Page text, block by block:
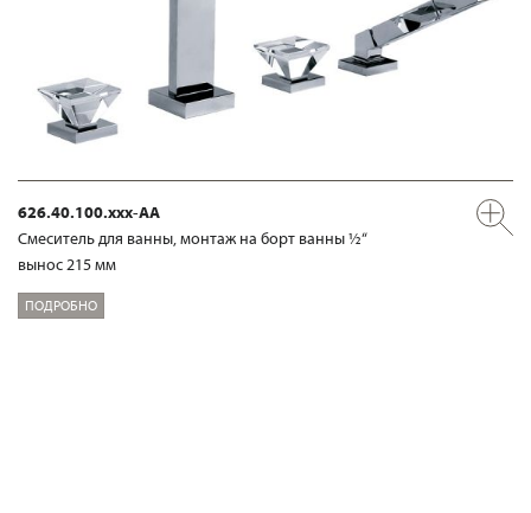
626.40.100.xxx-AA
Смеситель для ванны, монтаж на борт ванны ½“
вынос 215 мм
ПОДРОБНО